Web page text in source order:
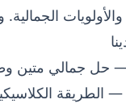
والأولويات
حل جمالي متين
— الطريقة